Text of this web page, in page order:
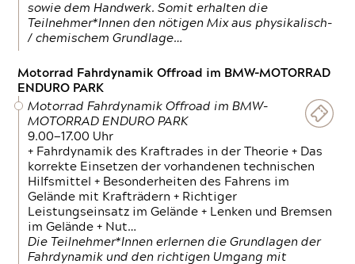
sowie dem Handwerk. Somit erhalten die
Teilnehmer*Innen den nötigen Mix aus physikalisch-
/ chemischem Grundlage…
Motorrad Fahrdynamik Offroad im BMW-MOTORRAD
ENDURO PARK
Motorrad Fahrdynamik Offroad im BMW-
MOTORRAD ENDURO PARK
9.00—17.00 Uhr
+ Fahrdynamik des Kraftrades in der Theorie + Das
korrekte Einsetzen der vorhandenen technischen
Hilfsmittel + Besonderheiten des Fahrens im
Gelände mit Krafträdern + Richtiger
Leistungseinsatz im Gelände + Lenken und Bremsen
im Gelände + Nut…
Die Teilnehmer*Innen erlernen die Grundlagen der
Fahrdynamik und den richtigen Umgang mit